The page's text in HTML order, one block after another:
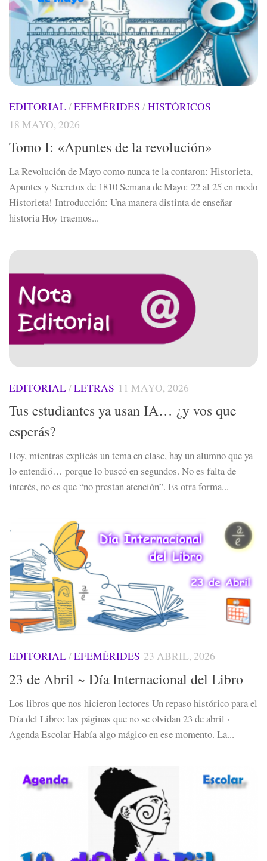
EDITORIAL/EFEMÉRIDES /HISTÓRICOS
18 MAYO, 2026
Tomo I: «Apuntes de la revolución»
La Revolución de Mayo como nunca te la contaron: Historieta,
Apuntes y Secretos de 1810 Semana de Mayo: 22 al 25 en modo
Historieta! Introducción: Una manera distinta de enseñar
historia Hoy traemos...
EDITORIAL/LETRAS 11 MAYO, 2026
Tus estudiantes ya usan IA… ¿y vos que
esperás?
Hoy, mientras explicás un tema en clase, hay un alumno que ya
lo entendió… porque lo buscó en segundos. No es falta de
interés, no es que “no prestan atención”. Es otra forma...
EDITORIAL/EFEMÉRIDES 23 ABRIL, 2026
23 de Abril ~ Día Internacional del Libro
Los libros que nos hicieron lectores Un repaso histórico para el
Día del Libro: las páginas que no se olvidan 23 de abril ·
Agenda Escolar Había algo mágico en ese momento. La...